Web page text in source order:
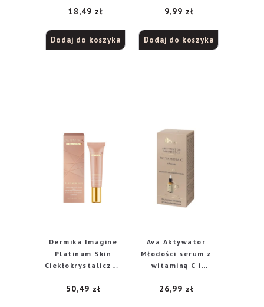
mycia twarzy i
oznakom starzenia
170ml
18,49 zł
Dodaj do koszyka
9,99 zł
Dodaj do koszyka
Dermika Imagine
Platinum Skin
Ciekłokrystaliczny
przeciwzmarszczk
50,49 zł
Ava Aktywator
Młodości serum z
witaminą C i
26,99 zł